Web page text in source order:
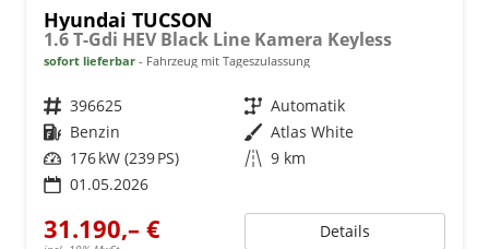
Hyundai TUCSON
1.6 T-Gdi HEV Black Line Kamera Keyless
sofort lieferbar Fahrzeug mit Tageszulassung
Fahrzeugnr. 396625 Getriebe Automatik
Kraftstoff Benzin Außenfarbe Atlas White
Leistung 176 kW (239 PS) Kilometerstand 9 km
01.05.2026
31.190,– € Details